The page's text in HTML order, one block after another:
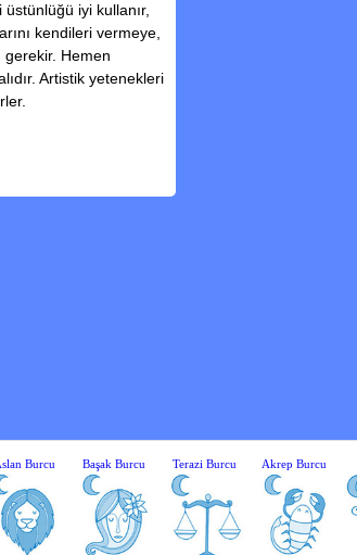
iyi kullanır,
kendileri vermeye,
gerekir. Hemen
Artistik yetenekleri
Burcu Başak Burcu Terazi Burcu Akrep Burcu